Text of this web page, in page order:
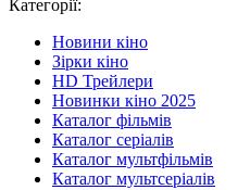
Категорії:
Новини кіно
Зірки кіно
HD Трейлери
Новинки кіно 2025
Каталог фільмів
Каталог серіалів
Каталог мультфільмів
Каталог мультсеріалів